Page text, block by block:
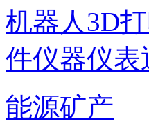
机器人3D
件仪器仪表
能源矿产